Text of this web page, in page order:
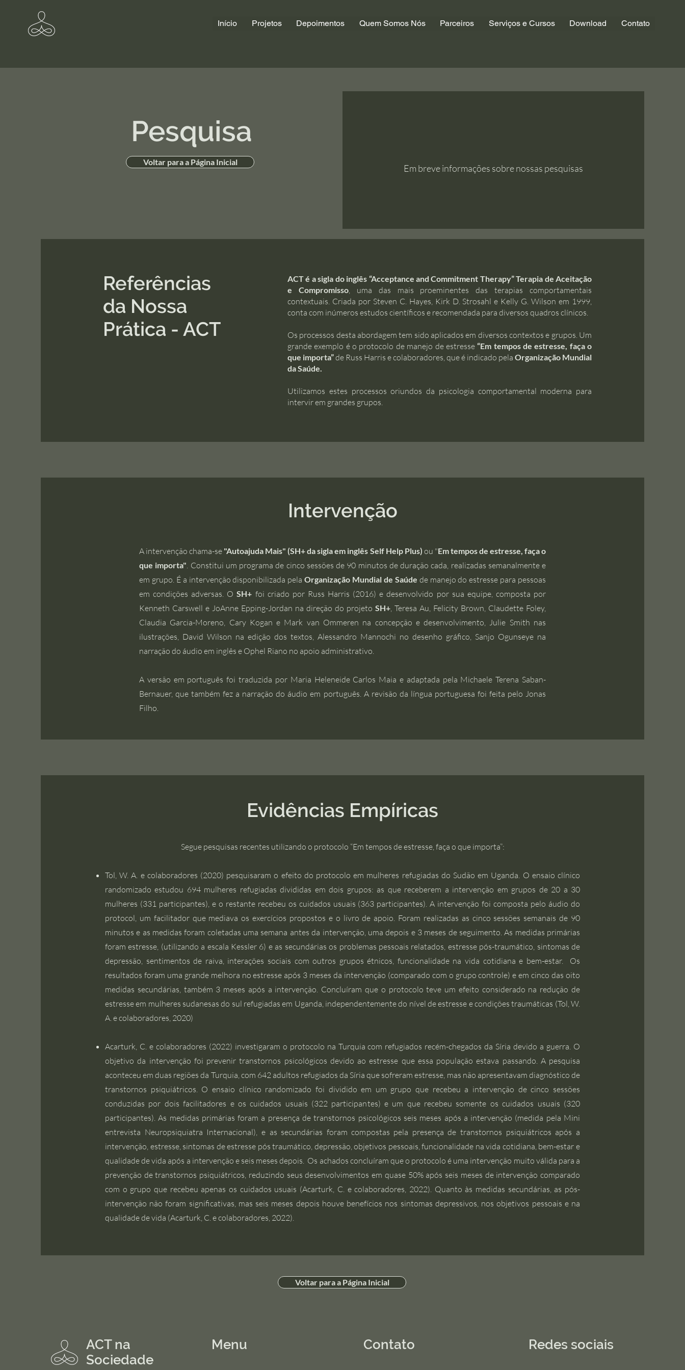
Início Projetos Depoimentos Quem Somos Nós Parceiros Serviços e Cursos Download Contato
Pesquisa
Voltar para a Página Inicial
Em breve informações sobre nossas pesquisas
Referências
da Nossa
Prática - ACT
ACT é a sigla do inglês “Acceptance and Commitment Therapy” Terapia de Aceitação
e Compromisso, uma das mais proeminentes das terapias comportamentais
contextuais. Criada por Steven C. Hayes, Kirk D. Strosahl e Kelly G. Wilson em 1999,
conta com inúmeros estudos científicos e recomendada para diversos quadros clínicos.
Os processos desta abordagem tem sido aplicados em diversos contextos e grupos. Um
grande exemplo é o protocolo de manejo de estresse“Em tempos de estresse, faça o
que importa”de Russ Harris e colaboradores, que é indicado pela Organização Mundial
da Saúde.
Utilizamos estes processos oriundos da psicologia comportamental moderna para
intervir em grandes grupos.
Intervenção
A intervenção chama-se "Autoajuda Mais" (SH+ da sigla em inglês Self Help Plus) ou "Em tempos de estresse, faça o
que importa". Constitui um programa de cinco sessões de 90 minutos de duração cada, realizadas semanalmente e
em grupo. É a intervenção disponibilizada pelaOrganização Mundial de Saúde de manejo do estresse para pessoas
em condições adversas. OSH+ foi criado por Russ Harris (2016) e desenvolvido por sua equipe, composta por
Kenneth Carswell e JoAnne Epping-Jordan na direção do projeto SH+, Teresa Au, Felicity Brown, Claudette Foley,
Claudia Garcia-Moreno, Cary Kogan e Mark van Ommeren na concepção e desenvolvimento, Julie Smith nas
ilustrações, David Wilson na edição dos textos, Alessandro Mannochi no desenho gráfico, Sanjo Ogunseye na
narração do áudio em inglês e Ophel Riano no apoio administrativo.
A versão em português foi traduzida por Maria Heleneide Carlos Maia e adaptada pela Michaele Terena Saban-
Bernauer, que também fez a narração do áudio em português. A revisão da língua portuguesa foi feita pelo Jonas
Filho.
Evidências Empíricas
Segue pesquisas recentes utilizando o protocolo “Em tempos de estresse, faça o que importa”:
Tol, W. A. e colaboradores (2020) pesquisaram o efeito do protocolo em mulheres refugiadas do Sudão em Uganda. O ensaio clínico
randomizado estudou 694 mulheres refugiadas divididas em dois grupos: as que receberem a intervenção em grupos de 20 a 30
mulheres (331 participantes), e o restante recebeu os cuidados usuais (363 participantes). A intervenção foi composta pelo áudio do
protocol, um facilitador que mediava os exercícios propostos e o livro de apoio. Foram realizadas as cinco sessões semanais de 90
minutos e as medidas foram coletadas uma semana antes da intervenção, uma depois e 3 meses de seguimento. As medidas primárias
foram estresse, (utilizando a escala Kessler 6) e as secundárias os problemas pessoais relatados, estresse pós-traumático, sintomas de
depressão, sentimentos de raiva, interações sociais com outros grupos étnicos, funcionalidade na vida cotidiana e bem-estar. Os
resultados foram uma grande melhora no estresse após 3 meses da intervenção (comparado com o grupo controle) e em cinco das oito
medidas secundárias, também 3 meses após a intervenção. Concluíram que o protocolo teve um efeito considerado na redução de
estresse em mulheres sudanesas do sul refugiadas em Uganda, independentemente do nível de estresse e condições traumáticas (Tol, W.
A. e colaboradores, 2020)
Acarturk, C. e colaboradores (2022) investigaram o protocolo na Turquia com refugiados recém-chegados da Síria devido a guerra. O
objetivo da intervenção foi prevenir transtornos psicológicos devido ao estresse que essa população estava passando. A pesquisa
aconteceu em duas regiões da Turquia, com 642 adultos refugiados da Síria que sofreram estresse, mas não apresentavam diagnóstico de
transtornos psiquiátricos. O ensaio clínico randomizado foi dividido em um grupo que recebeu a intervenção de cinco sessões
conduzidas por dois facilitadores e os cuidados usuais (322 participantes) e um que recebeu somente os cuidados usuais (320
participantes). As medidas primárias foram a presença de transtornos psicológicos seis meses após a intervenção (medida pela Mini
entrevista Neuropsiquiatra Internacional), e as secundárias foram compostas pela presença de transtornos psiquiátricos após a
intervenção, estresse, sintomas de estresse pós traumático, depressão, objetivos pessoais, funcionalidade na vida cotidiana, bem-estar e
qualidade de vida após a intervenção e seis meses depois. Os achados concluíram que o protocolo é uma intervenção muito válida para a
prevenção de transtornos psiquiátricos, reduzindo seus desenvolvimentos em quase 50% após seis meses de intervenção comparado
com o grupo que recebeu apenas os cuidados usuais (Acarturk, C. e colaboradores, 2022). Quanto às medidas secundárias, as pós-
intervenção não foram significativas, mas seis meses depois houve benefícios nos sintomas depressivos, nos objetivos pessoais e na
qualidade de vida (Acarturk, C. e colaboradores, 2022).
Voltar para a Página Inicial
ACT na
Sociedade
Menu Contato Redes sociais